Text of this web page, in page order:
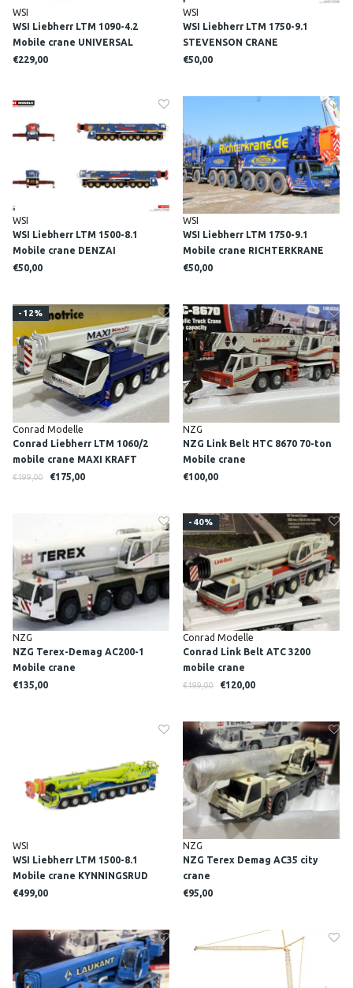
WSI
WSI Liebherr LTM 1090-4.2
Mobile crane UNIVERSAL
CRANES NEW ZEELAND
€229,00
WSI
WSI Liebherr LTM 1750-9.1
STEVENSON CRANE
€50,00
WSI
WSI Liebherr LTM 1500-8.1
Mobile crane DENZAI
€50,00
WSI
WSI Liebherr LTM 1750-9.1
Mobile crane RICHTERKRANE
€50,00
-12%
Conrad Modelle
Conrad Liebherr LTM 1060/2
mobile crane MAXI KRAFT
€199,00 €175,00
NZG
NZG Link Belt HTC 8670 70-ton
Mobile crane
€100,00
NZG
NZG Terex-Demag AC200-1
Mobile crane
€135,00
-40%
Conrad Modelle
Conrad Link Belt ATC 3200
mobile crane
€199,00 €120,00
WSI
WSI Liebherr LTM 1500-8.1
Mobile crane KYNNINGSRUD
€499,00
NZG
NZG Terex Demag AC35 city
crane
€95,00